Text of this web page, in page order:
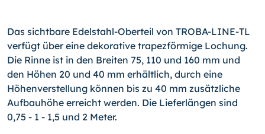
Das sichtbare Edelstahl-Oberteil von TROBA-LINE-TL
verfügt über eine dekorative trapezförmige Lochung.
Die Rinne ist in den Breiten 75, 110 und 160 mm und
den Höhen 20 und 40 mm erhältlich, durch eine
Höhenverstellung können bis zu 40 mm zusätzliche
Aufbauhöhe erreicht werden. Die Lieferlängen sind
0,75 - 1 - 1,5 und 2 Meter.